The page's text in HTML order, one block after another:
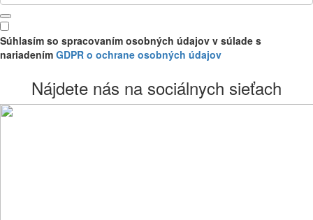
Súhlasím so spracovaním osobných údajov v súlade s
nariadením GDPR o ochrane osobných údajov
Nájdete nás na sociálnych sieťach